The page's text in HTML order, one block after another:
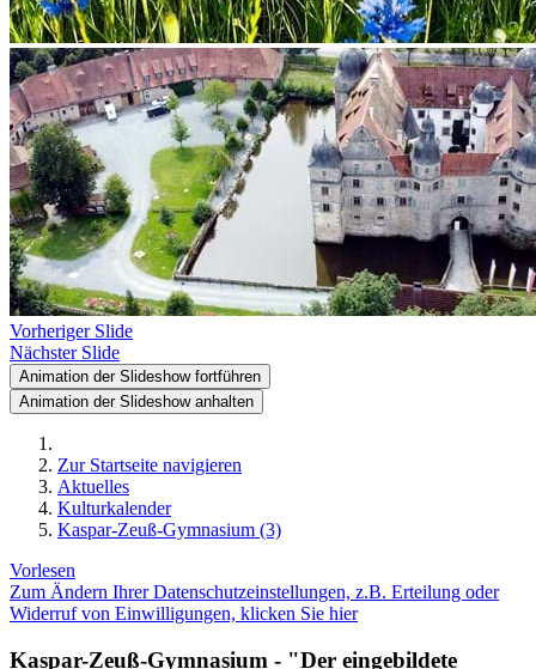
Vorheriger Slide
Nächster Slide
Animation der Slideshow fortführen
Animation der Slideshow anhalten
Zur Startseite navigieren
Aktuelles
Kulturkalender
Kaspar-Zeuß-Gymnasium (3)
Vorlesen
Zum Ändern Ihrer Datenschutzeinstellungen, z.B. Erteilung oder
Widerruf von Einwilligungen, klicken Sie hier
Kaspar-Zeuß-Gymnasium - "Der eingebildete